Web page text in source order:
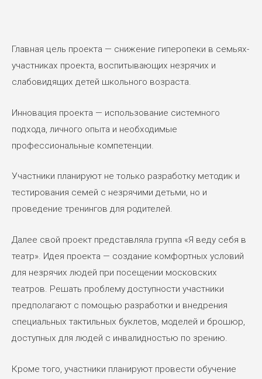
Главная цель проекта — снижение гиперопеки в семьях-
участниках проекта, воспитывающих незрячих и
слабовидящих детей школьного возраста.
Инновация проекта — использование системного
подхода, личного опыта и необходимые
профессиональные компетенции.
Участники планируют не только разработку методик и
тестирования семей с незрячими детьми, но и
проведение тренингов для родителей.
Далее свой проект представляла группа «Я веду себя в
театр». Идея проекта — создание комфортных условий
для незрячих людей при посещении московских
театров. Решать проблему доступности участники
предполагают с помощью разработки и внедрения
специальных тактильных буклетов, моделей и брошюр,
доступных для людей с инвалидностью по зрению.
Кроме того, участники планируют провести обучение